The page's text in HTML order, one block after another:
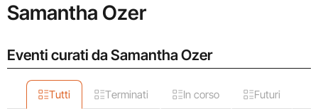
Samantha Ozer
Eventi curati da Samantha Ozer
Tutti Terminati In corso Futuri